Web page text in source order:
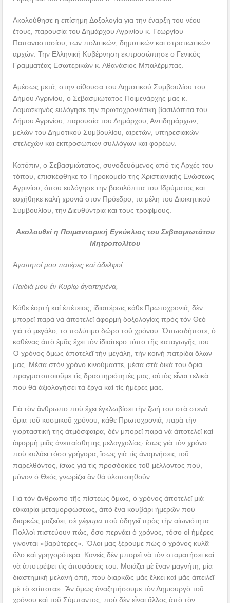
Ακολούθησε η επίσημη Δοξολογία για την έναρξη του νέου
έτους, παρουσία του Δημάρχου Αγρινίου κ. Γεωργίου
Παπαναστασίου, των πολιτικών, δημοτικών και στρατιωτικών
αρχών. Την Ελληνική Κυβέρνηση εκπροσώπησε ο Γενικός
Γραμματέας Εσωτερικών κ. Αθανάσιος Μπαλέρμπας.
Αμέσως μετά, στην αίθουσα του Δημοτικού Συμβουλίου του
Δήμου Αγρινίου, ο Σεβασμιώτατος Ποιμενάρχης μας κ.
Δαμασκηνός ευλόγησε την πρωτοχρονιάτικη βασιλόπιτα του
Δήμου Αγρινίου, παρουσία του Δημάρχου, Αντιδημάρχων,
μελών του Δημοτικού Συμβουλίου, αιρετών, υπηρεσιακών
στελεχών και εκπροσώπων συλλόγων και φορέων.
Κατόπιν, ο Σεβασμιώτατος, συνοδευόμενος από τις Αρχές του
τόπου, επισκέφθηκε το Γηροκομείο της Χριστιανικής Ενώσεως
Αγρινίου, όπου ευλόγησε την βασιλόπιτα του Ιδρύματος και
ευχήθηκε καλή χρονιά στον Πρόεδρο, τα μέλη του Διοικητικού
Συμβουλίου, την Διευθύντρια και τους τροφίμους.
Ακολουθεί η Ποιμαντορική Εγκύκλιος του Σεβασμιωτάτου
Μητροπολίτου
Ἀγαπητοί μου πατέρες καί ἀδελφοί,
Παιδιά μου ἐν Κυρίῳ ἀγαπημένα,
Κάθε ἑορτή καί ἐπέτειος, ἰδιαιτέρως κάθε Πρωτοχρονιά, δὲν
μπορεῖ παρὰ νὰ ἀποτελεῖ ἀφορμὴ δοξολογίας πρὸς τὸν Θεὸ
γιὰ τὸ μεγάλο, το πολύτιμο δῶρο τοῦ χρόνου. Ὁπωσδήποτε, ὁ
καθένας ἀπὸ ἐμᾶς ἔχει τὸν ἰδιαίτερο τόπο τῆς καταγωγῆς του.
Ὁ χρόνος ὅμως ἀποτελεῖ τὴν μεγάλη, τὴν κοινὴ πατρίδα ὅλων
μας. Μέσα στὸν χρόνο κινούμαστε, μέσα στὰ δικά του ὅρια
πραγματοποιοῦμε τὶς δραστηριότητές μας, αὐτὸς εἶναι τελικὰ
ποὺ θὰ ἀξιολογήσει τὰ ἔργα καὶ τὶς ἡμέρες μας.
Γιὰ τὸν ἄνθρωπο ποὺ ἔχει ἐγκλωβίσει τὴν ζωή του στὰ στενὰ
ὅρια τοῦ κοσμικοῦ χρόνου, κάθε Πρωτοχρονιά, παρὰ τὴν
γιορταστική της ἀτμόσφαιρα, δὲν μπορεῖ παρὰ νὰ ἀποτελεῖ καὶ
ἀφορμὴ μιᾶς ἀνεπαίσθητης μελαγχολίας· ἴσως γιὰ τὸν χρόνο
ποὺ κυλάει τόσο γρήγορα, ἴσως γιὰ τὶς ἀναμνήσεις τοῦ
παρελθόντος, ἴσως γιὰ τὶς προσδοκίες τοῦ μέλλοντος πού,
μόνον ὁ Θεὸς γνωρίζει ἂν θὰ ὑλοποιηθοῦν.
Γιὰ τὸν ἄνθρωπο τῆς πίστεως ὅμως, ὁ χρόνος ἀποτελεῖ μιὰ
εὐκαιρία μεταμορφώσεως, ἀπὸ ἕνα κουβάρι ἡμερῶν ποὺ
διαρκῶς μαζεύει, σὲ γέφυραποὺ ὁδηγεῖ πρὸς τὴν αἰωνιότητα.
Πολλοὶ πιστεύουν πώς, ὅσο περνάει ὁ χρόνος, τόσο οἱ ἡμέρες
γίνονται «βαρύτερες». Ὅλοι μας ξέρουμε πὼς ὁ χρόνος κυλᾶ
ὅλο καὶ γρηγορότερα. Κανεὶς δὲν μπορεῖ νὰ τὸν σταματήσει καὶ
νὰ ἀποτρέψει τὶς ἀποφάσεις του. Μοιάζει μὲ ἕναν μαγνήτη, μία
διαστημικὴ μελανὴ ὀπή, ποὺ διαρκῶς μᾶς ἕλκει καὶ μᾶς ἀπειλεῖ
μὲ τὸ «τίποτα». Ἂν ὅμως ἀναζητήσουμε τὸν Δημιουργὸ τοῦ
χρόνου καὶ τοῦ Σύμπαντος, ποὺ δὲν εἶναι ἄλλος ἀπὸ τὸν